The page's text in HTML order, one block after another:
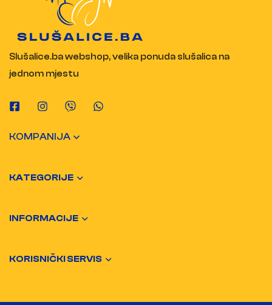
Slušalice.ba webshop, velika ponuda slušalica na
jednom mjestu
KOMPANIJA
KATEGORIJE
INFORMACIJE
KORISNIČKI SERVIS